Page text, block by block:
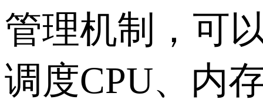
管理机制，可
调度CPU、内